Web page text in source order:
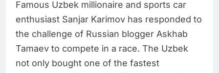
Famous Uzbek millionaire and sports car
enthusiast Sanjar Karimov has responded to
the challenge of Russian blogger Askhab
Tamaev to compete in a race. The Uzbek
not only bought one of the fastest